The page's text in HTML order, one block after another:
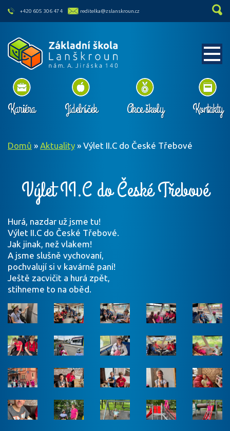
skip to main content
+420 605 306 474 reditelka@zslanskroun.cz
Kariéra Jídelníček Akce školy Kontakty
Domů » Aktuality » Výlet II.C do České Třebové
Výlet II.C do České Třebové
Hurá, nazdar už jsme tu!
Výlet II.C do České Třebové.
Jak jinak, než vlakem!
A jsme slušně vychovaní,
pochvalují si v kavárně paní!
Ještě zacvičit a hurá zpět,
stihneme to na oběd.